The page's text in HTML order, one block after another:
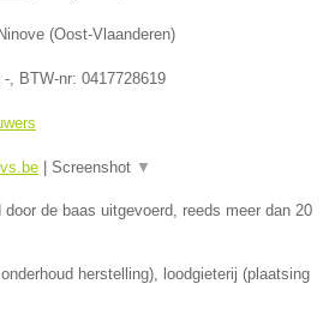
(Oost-Vlaanderen)
- , BTW-nr: 0417728619
| Screenshot ▼
de baas uitgevoerd, reeds meer dan 20
herstelling), loodgieterij (plaatsing